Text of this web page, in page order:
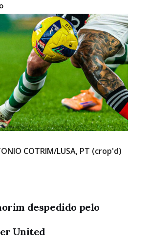
COTRIM/LUSA, PT (crop'd)
despedido pelo
United